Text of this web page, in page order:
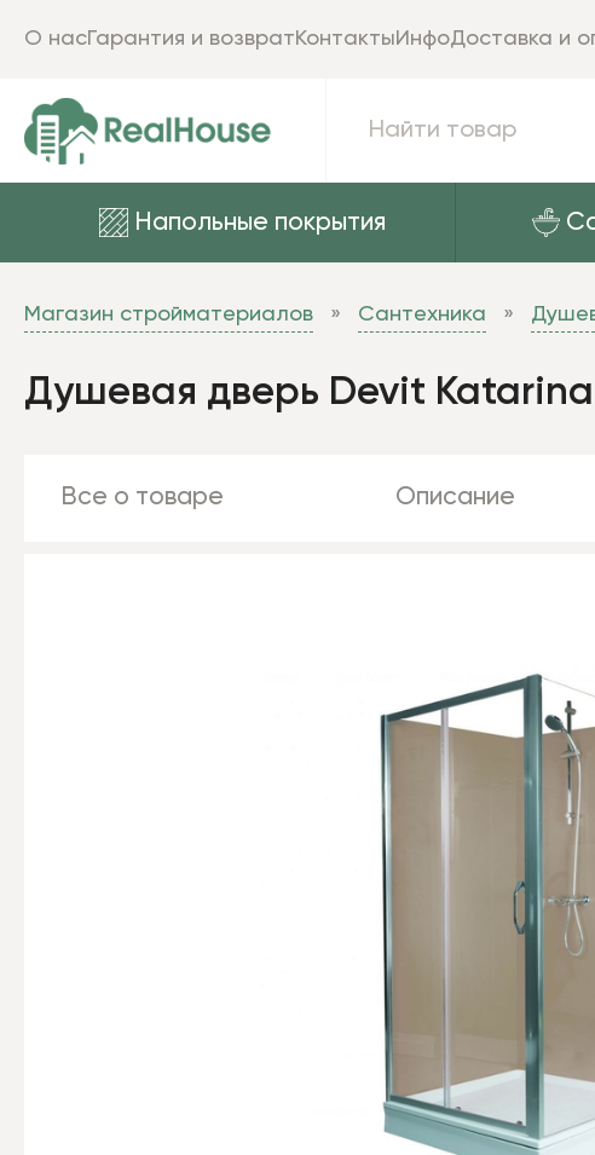
Напольные покрытия
О насГарантия и возвратКонтактыИнфоДоставка и
Магазин стройматериалов Сантехника
Душевая дверь Devit
Все о товаре Описание